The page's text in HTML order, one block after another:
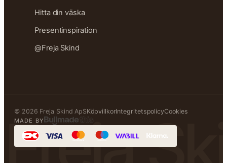
Hitta din väska
Presentinspiration
@Freja Skind
© 2026 Freja Skind ApSKöpvillkorIntegritetspolicyCookies
MADE BY
Freja